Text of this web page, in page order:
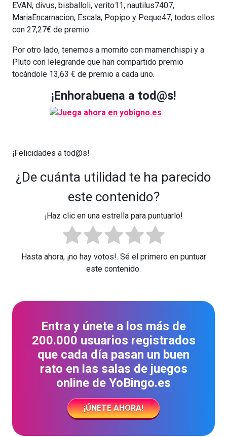
EVAN, divus, bisballoli, verito11, nautilus7407,
MariaEncarnacion, Escala, Popipo y Peque47; todos ellos
con 27,27€ de premio.
Por otro lado, tenemos a momito con mamenchispi y a
Pluto con lelegrande que han compartido premio
tocándole 13,63 € de premio a cada uno.
¡Enhorabuena a tod@s!
¡Felicidades a tod@s!
¿De cuánta utilidad te ha parecido
este contenido?
¡Haz clic en una estrella para puntuarlo!
Hasta ahora, ¡no hay votos!. Sé el primero en puntuar
este contenido.
Entra y únete a los más de
200.000 usuarios registrados
que cada día pasan un buen
rato en las salas de juegos
online de YoBingo.es
¡ÚNETE AHORA!